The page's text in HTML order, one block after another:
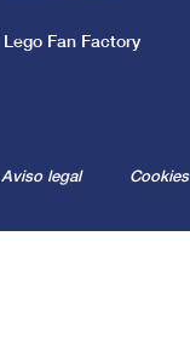
Lego Fan Factory
Aviso legal Cookies